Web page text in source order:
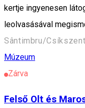
kertje ingyenesen
leolvasásával
Sântimbru/
Múzeum
Zárva
Felső Olt és